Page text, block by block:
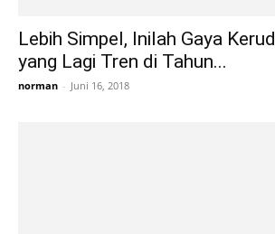
Lebih Simpel, Inilah Gaya
yang Lagi Tren di Tahun...
norman - Juni 16, 2018